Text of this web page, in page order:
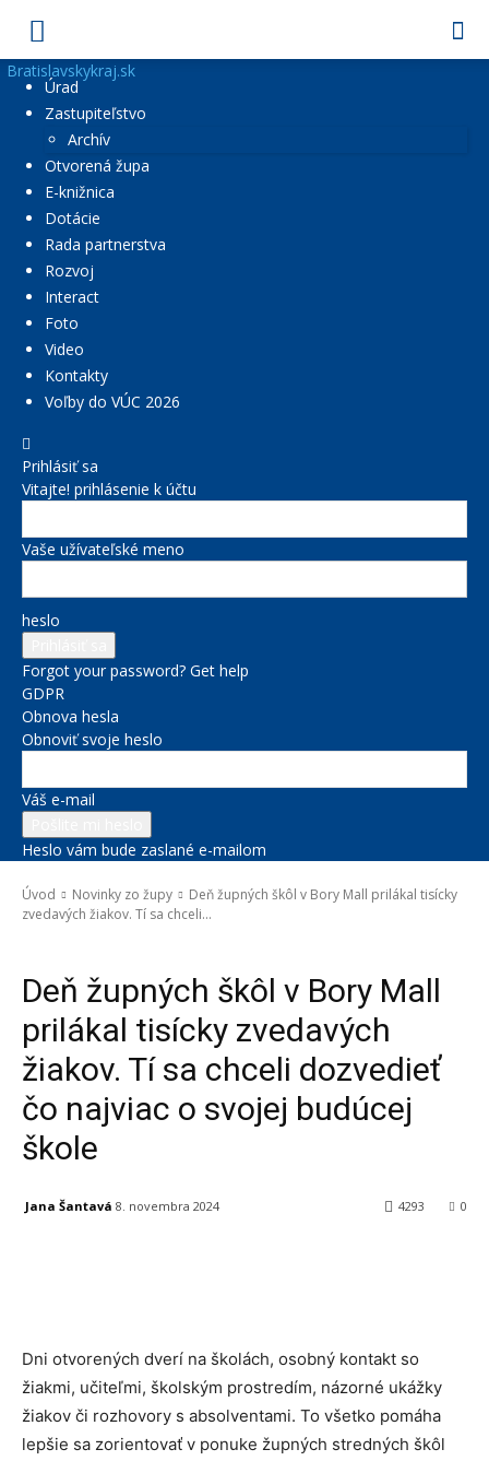
Bratislavskykraj.sk
Úrad
Zastupiteľstvo
Archív
Otvorená župa
E-knižnica
Dotácie
Rada partnerstva
Rozvoj
Interact
Foto
Video
Kontakty
Voľby do VÚC 2026
Prihlásiť sa
Vitajte! prihlásenie k účtu
Vaše užívateľské meno
heslo
Forgot your password? Get help
GDPR
Obnova hesla
Obnoviť svoje heslo
Váš e-mail
Heslo vám bude zaslané e-mailom
Úvod Novinky zo župy
Deň župných škôl v Bory Mall prilákal tisícky
zvedavých žiakov. Tí sa chceli...
Deň župných škôl v Bory Mall
prilákal tisícky zvedavých
žiakov. Tí sa chceli dozvedieť
čo najviac o svojej budúcej
škole
Jana Šantavá 8. novembra 2024 0
4293
Dni otvorených dverí na školách, osobný kontakt so
žiakmi, učiteľmi, školským prostredím, názorné ukážky
žiakov či rozhovory s absolventami. To všetko pomáha
lepšie sa zorientovať v ponuke župných stredných škôl